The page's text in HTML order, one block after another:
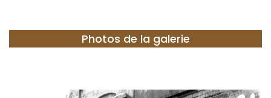
Photos de la galerie